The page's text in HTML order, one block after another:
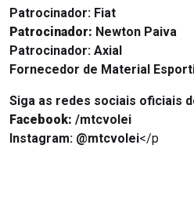
Patrocinador: Fiat
Patrocinador: Newton Paiva
Patrocinador: Axial
Fornecedor de Material
Siga as redes sociais oficiais
Facebook: /mtcvolei
Instagram: @mtcvolei</p